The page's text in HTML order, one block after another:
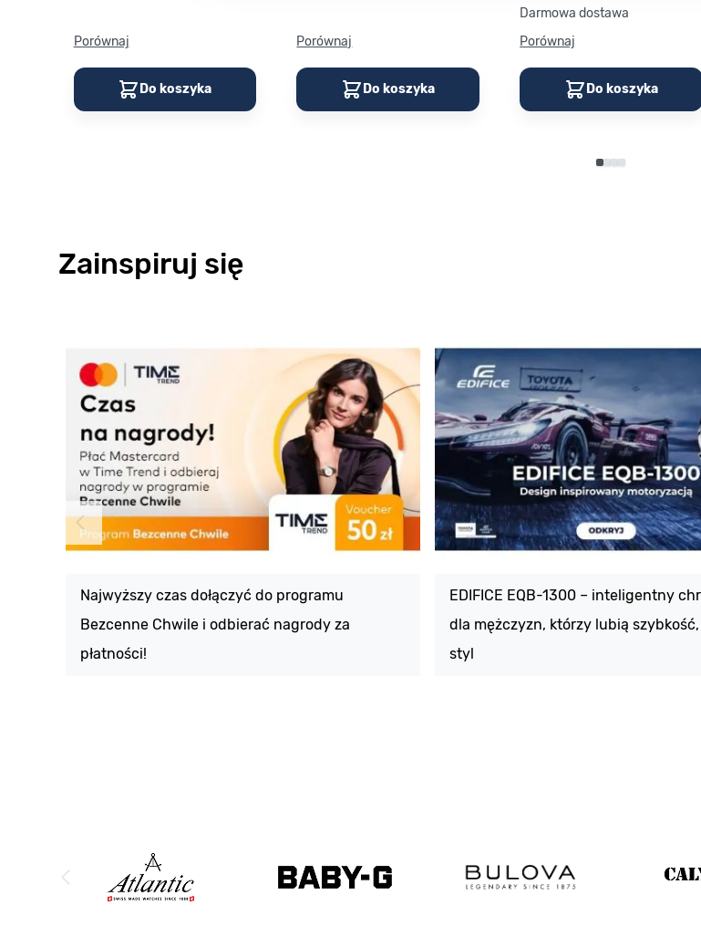
Porównaj
Do koszyka
Porównaj
Do koszyka
Darmowa dostawa
Porównaj
Do koszyka
Zainspiruj się
Najwyższy czas dołączyć do programu
Bezcenne Chwile i odbierać nagrody za
płatności!
EDIFICE EQB-1300 – inteligentny
dla mężczyzn, którzy lubią
styl